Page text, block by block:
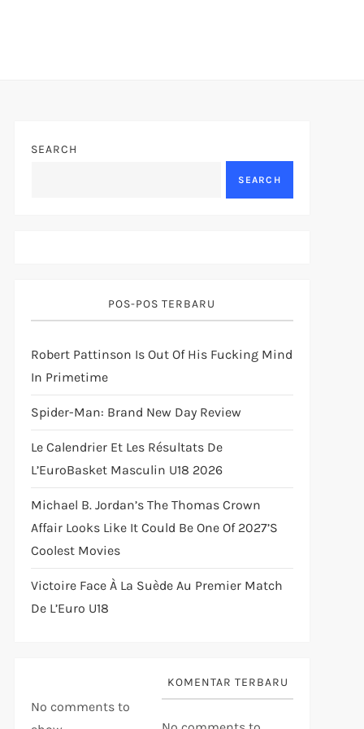
SEARCH
SEARCH
POS-POS TERBARU
Robert Pattinson Is Out Of His Fucking Mind
In Primetime
Spider-Man: Brand New Day Review
Le Calendrier Et Les Résultats De
L’EuroBasket Masculin U18 2026
Michael B. Jordan’s The Thomas Crown
Affair Looks Like It Could Be One Of 2027’s
Coolest Movies
Victoire Face À La Suède Au Premier Match
De L’Euro U18
No comments to
KOMENTAR TERBARU